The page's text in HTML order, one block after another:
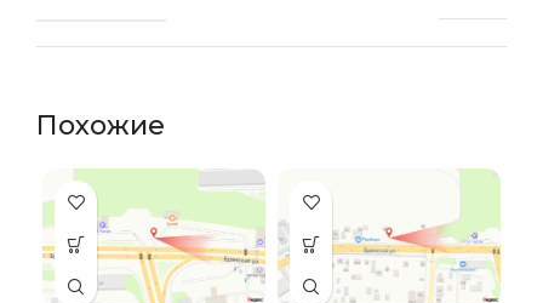
Похожие